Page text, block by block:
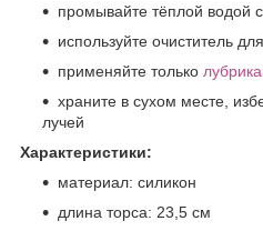
промывайте тёплой водой
используйте очиститель
применяйте только
храните в сухом месте,
лучей
Характеристики:
материал: силикон
длина торса: 23,5 см